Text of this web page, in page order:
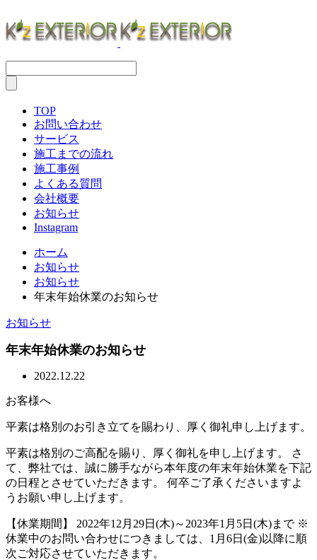
TOP
お問い合わせ
サービス
施工までの流れ
施工事例
よくある質問
会社概要
お知らせ
Instagram
ホーム
お知らせ
お知らせ
年末年始休業のお知らせ
お知らせ
年末年始休業のお知らせ
2022.12.22
お客様へ
平素は格別のお引き立てを賜わり、厚く御礼申し上げます。
平素は格別のご高配を賜り、厚く御礼を申し上げます。 さ
て、弊社では、誠に勝手ながら本年度の年末年始休業を下記
の日程とさせていただきます。 何卒ご了承くださいますよ
うお願い申し上げます。
【休業期間】 2022年12月29日(木)～2023年1月5日(木)まで ※
休業中のお問い合わせにつきましては、1月6日(金)以降に順
次ご対応させていただきます。